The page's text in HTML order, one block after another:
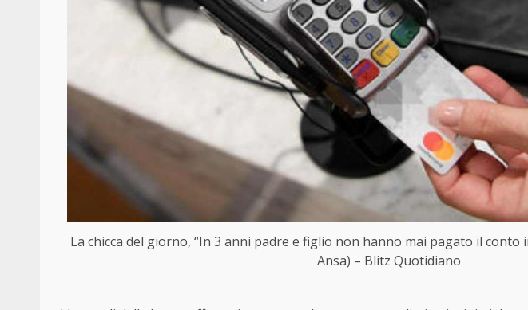
La chicca del giorno, “In 3 anni padre e figlio non hanno mai pagato il conto
Ansa) – Blitz Quotidiano